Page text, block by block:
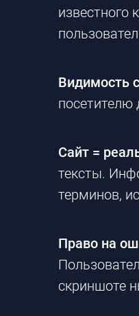
известного
Видимость
посетителю
Сайт =
тексты.
терминов,
Право на
скриншоте